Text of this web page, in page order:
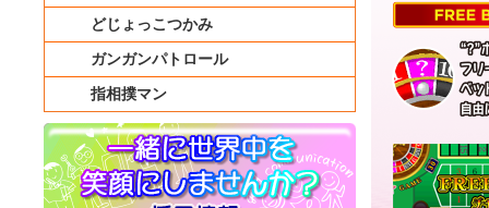
どじょっこつかみ
ガンガンパトロール
指相撲マン